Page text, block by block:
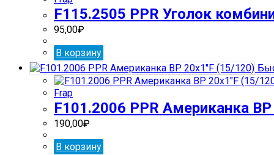
F115.2505 PPR Уголок
95,00₽
В корзину
Frap
F101.2006 PPR Американка
190,00₽
В корзину